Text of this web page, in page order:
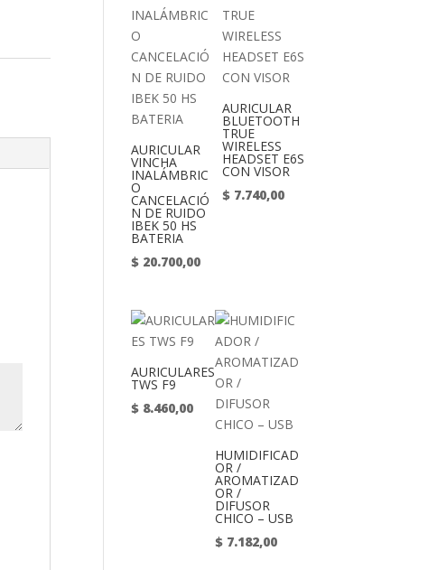
AURICULAR
VINCHA
INALÁMBRIC
O
CANCELACIÓ
N DE RUIDO
IBEK 50 HS
BATERIA
$ 20.700,00
AURICULAR
BLUETOOTH
TRUE
WIRELESS
HEADSET E6S
CON VISOR
$ 7.740,00
AURICULARES
TWS F9
$ 8.460,00
HUMIDIFICAD
OR /
AROMATIZAD
OR /
DIFUSOR
CHICO – USB
$ 7.182,00